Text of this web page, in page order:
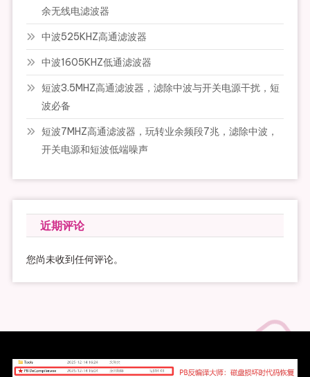
余无线电滤波器
中波525KHZ高通滤波器
中波1605KHZ低通滤波器
短波3.5MHZ高通滤波器，滤除中波与开关电源干扰，短
波必备
短波7MHZ高通滤波器，玩转业余频段7兆，滤除中波，
开关电源和短波低端噪声
近期评论
您尚未收到任何评论。